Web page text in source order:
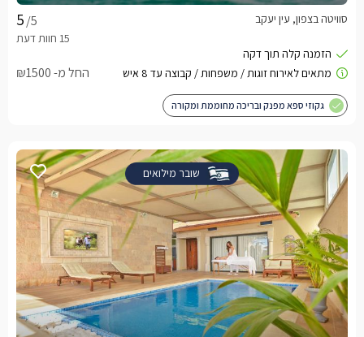
/5 סוויטה בצפון, עין יעקב
החל מ- ₪1500
גקוזי ספא מפנק ובריכה מחוממת ומקורה
שובר מילואים